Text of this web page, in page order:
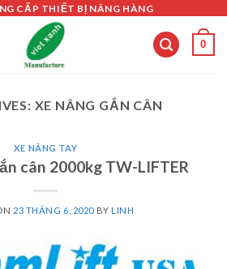
CẤP THIẾT BỊ NÂNG HÀNG
0
XE NÂNG GẮN CÂN
XE NÂNG TAY
cân 2000kg TW-LIFTER
23 THÁNG 6, 2020 BYLINH